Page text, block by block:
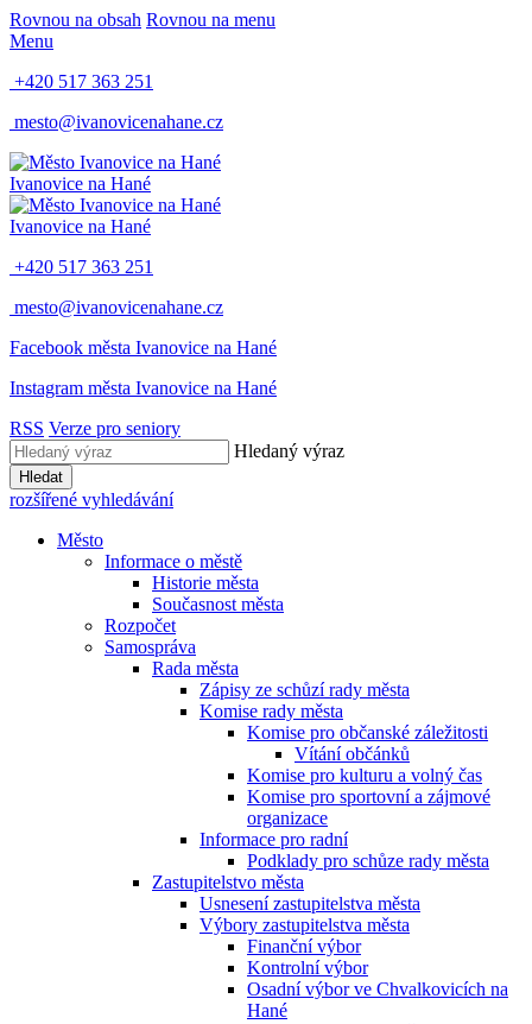
Rovnou na obsah Rovnou na menu
Menu
+420 517 363 251
mesto@ivanovicenahane.cz
Ivanovice na Hané
Ivanovice na Hané
+420 517 363 251
mesto@ivanovicenahane.cz
Facebook města Ivanovice na Hané
Instagram města Ivanovice na Hané
RSS Verze pro seniory
Hledaný výraz
Hledat
rozšířené vyhledávání
Město
Informace o městě
Historie města
Současnost města
Rozpočet
Samospráva
Rada města
Zápisy ze schůzí rady města
Komise rady města
Komise pro občanské záležitosti
Vítání občánků
Komise pro kulturu a volný čas
Komise pro sportovní a zájmové
organizace
Informace pro radní
Podklady pro schůze rady města
Zastupitelstvo města
Usnesení zastupitelstva města
Výbory zastupitelstva města
Finanční výbor
Kontrolní výbor
Osadní výbor ve Chvalkovicích na
Hané